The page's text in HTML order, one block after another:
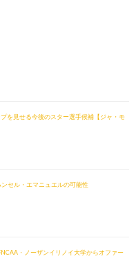
を見せる今後のスター選手候補【ジャ・モ
セル・エマニュエルの可能性
・ノーザンイリノイ大学からオファー